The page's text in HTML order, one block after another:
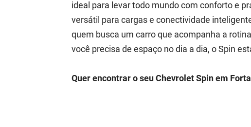
ideal para levar todo mundo com conforto e
versátil para cargas e conectividade
quem busca um carro que acompanha a
você precisa de espaço no dia a dia, o Spin
Quer encontrar o seu Chevrolet Spin em